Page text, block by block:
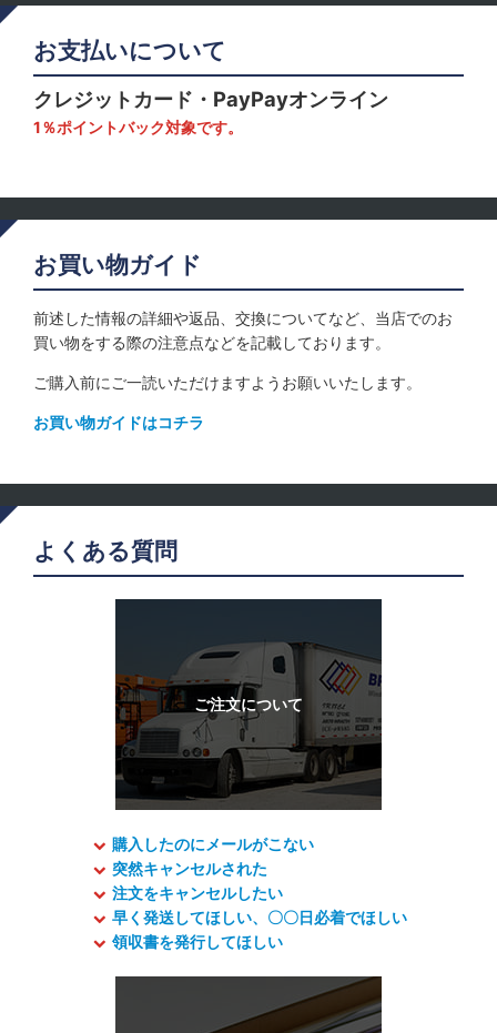
お支払いについて
クレジットカード・PayPayオンライン
1％ポイントバック対象です。
お買い物ガイド
前述した情報の詳細や返品、交換についてなど、当店でのお
買い物をする際の注意点などを記載しております。
ご購入前にご一読いただけますようお願いいたします。
お買い物ガイドはコチラ
よくある質問
購入したのにメールがこない
突然キャンセルされた
注文をキャンセルしたい
早く発送してほしい、〇〇日必着でほしい
領収書を発行してほしい